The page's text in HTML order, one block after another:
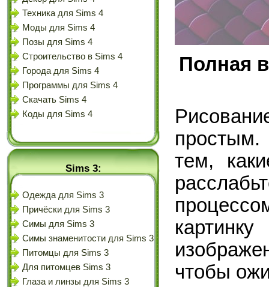
Техника для Sims 4
Моды для Sims 4
Позы для Sims 4
Строительство в Sims 4
Города для Sims 4
Программы для Sims 4
Скачать Sims 4
Коды для Sims 4
Sims 3:
Одежда для Sims 3
Причёски для Sims 3
Симы для Sims 3
Симы знаменитости для Sims 3
Питомцы для Sims 3
Для питомцев Sims 3
Глаза и линзы для Sims 3
Полная
простым.
тем,
чтобы